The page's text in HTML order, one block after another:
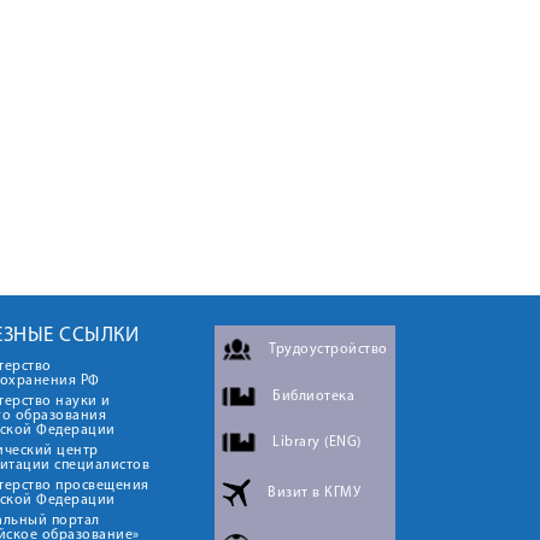
ССЫЛКИ
РФ
науки и
образования
Федерации
центр
специалистов
просвещения
Федерации
портал
образование»
Трудоустройство
Библиотека
Library (ENG)
Визит в КГМУ